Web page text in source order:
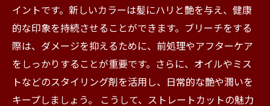
イントです。新しいカラーは髪にハリと艶を与え、健康
的な印象を持続させることができます。ブリーチをする
際は、ダメージを抑えるために、前処理やアフターケア
をしっかりすることが重要です。さらに、オイルやミス
トなどのスタイリング剤を活用し、日常的な艶や潤いを
キープしましょう。 こうして、ストレートカットの魅力